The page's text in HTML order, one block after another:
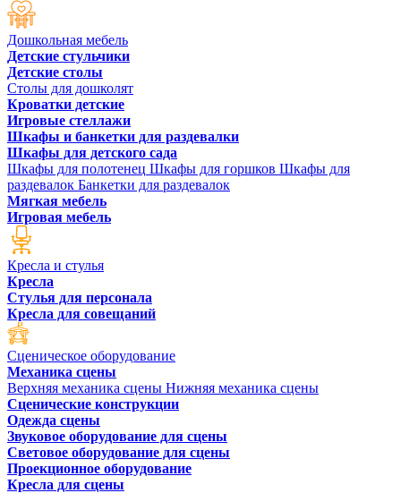
Дошкольная мебель
Детские стульчики
Детские столы
Столы для дошколят
Кроватки детские
Игровые стеллажи
Шкафы и банкетки для раздевалки
Шкафы для детского сада
Шкафы для полотенец Шкафы для горшков Шкафы для
раздевалок Банкетки для раздевалок
Мягкая мебель
Игровая мебель
Кресла и стулья
Кресла
Стулья для персонала
Кресла для совещаний
Сценическое оборудование
Механика сцены
Верхняя механика сцены Нижняя механика сцены
Сценические конструкции
Одежда сцены
Звуковое оборудование для сцены
Световое оборудование для сцены
Проекционное оборудование
Кресла для сцены